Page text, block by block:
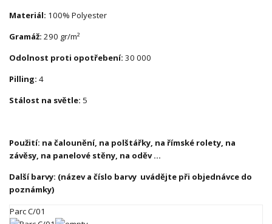
Materiál: 100% Polyester
Gramáž: 290 gr/m²
Odolnost proti opotřebení: 30 000
Pilling: 4
Stálost na světle: 5
Použití: na čalounění, na polštářky, na římské rolety, na
závěsy, na panelové stěny, na oděv ...
Další barvy: (název a číslo barvy uvádějte při objednávce do
poznámky)
Parc C/01